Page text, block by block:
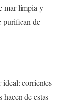
mar limpia y
purifican de
ideal: corrientes
hacen de estas